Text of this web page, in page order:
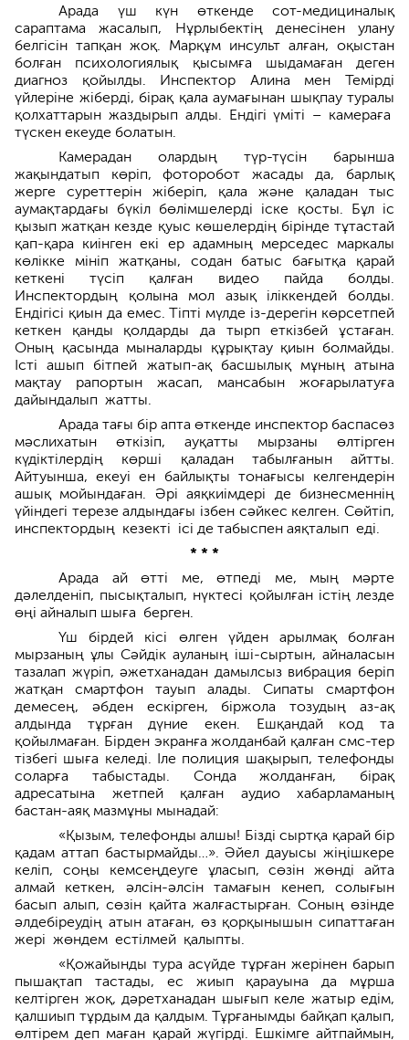
Арада үш күн өткенде сот-медициналық
сараптама жасалып, Нұрлыбектің денесінен улану
белгісін тапқан жоқ. Марқұм инсульт алған, оқыстан
болған психологиялық қысым­ға шыдамаған деген
диагноз қойылды. Инспектор Алина мен Темірді
үйлеріне жіберді, бірақ қала аумағынан шықпау туралы
қолхаттарын жаздырып алды. Ендігі үміті – камераға
түскен екеуде болатын.
Камерадан олардың түр-түсін барынша
жақындатып көріп, фото­робот жасады да, барлық
жерге сурет­терін жіберіп, қала және қаладан тыс
аумақтардағы бүкіл бөлімшелерді іске қосты. Бұл іс
қызып жатқан кезде қуыс көшелердің бірінде тұтастай
қап-қара киінген екі ер адамның мерседес маркалы
көлікке мініп жатқаны, содан батыс бағытқа қарай
кеткені түсіп қалған видео пайда болды.
Инспектордың қолына мол азық іліккендей болды.
Ендігісі қиын да емес. Тіпті мүлде із-дерегін көрсетпей
кеткен қанды қолдарды да тырп еткізбей ұстаған.
Оның қасында мыналарды құрықтау қиын болмайды.
Істі ашып бітпей жатып-ақ басшылық мұның атына
мақтау рапор­тын жасап, мансабын жоғарылатуға
дайындалып жатты.
Арада тағы бір апта өткенде инс­пектор баспасөз
мәслихатын өткізіп, ауқатты мырзаны өлтірген
күдіктілердің көрші қаладан табылғанын айтты.
Айтуынша, екеуі ен байлықты тонағысы келгендерін
ашық мойын­даған. Әрі аяқкиімдері де бизнесменнің
үйіндегі терезе алдындағы ізбен сәйкес келген. Сөйтіп,
инспектордың кезекті ісі де табыспен аяқ­талып еді.
* * *
Арада ай өтті ме, өтпеді ме, мың мәрте
дәлелденіп, пысықталып, нүктесі қойылған істің лезде
өңі айналып шыға берген.
Үш бірдей кісі өлген үйден арылмақ болған
мырзаның ұлы Сәйдік ауланың іші-сыртын, айналасын
тазалап жүріп, әжетханадан дамылсыз вибрация беріп
жатқан смартфон тауып алады. Сипаты смартфон
деме­сең, әбден ескірген, біржола тозудың аз-ақ
алдында тұрған дүние екен. Ешқандай код та
қойылмаған. Бірден экранға жолданбай қалған смс-тер
тізбегі шыға келеді. Іле поли­ция шақырып, телефонды
соларға табыстады. Сонда жолданған, бірақ
адресатына жетпей қалған аудио хабар­ламаның
бастан-аяқ мазмұны мынадай:
«Қызым, телефонды алшы! Бізді сыртқа қарай бір
қадам аттап бастыр­майды…». Әйел дауысы жіңішкере
келіп, соңы кемсеңдеуге ұласып, сөзін жөнді айта
алмай кеткен, әлсін-әлсін тамағын кенеп, солығын
басып алып, сөзін қайта жалғастыр­ған. Соның өзінде
әлдебіреудің атын атаған, өз қорқынышын сипаттаған
жері жөндем естілмей қалыпты.
«Қожайынды тура асүйде тұрған жерінен барып
пышақтап тастады, ес жиып қарауына да мұрша
келтірген жоқ, дәретханадан шығып келе жатыр едім,
қалшиып тұрдым да қалдым. Тұрғанымды байқап қалып,
өлтірем деп маған қарай жүгірді. Ешкімге айтпаймын,